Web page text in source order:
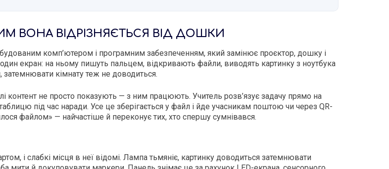
ВОНА ВІДРІЗНЯЄТЬСЯ ВІД ДОШКИ
комп’ютером і програмним забезпеченням, який замінює проєктор, дошку і
один екран: на ньому пишуть пальцем, відкривають файли, виводять картинку з ноутбука
кімнату теж не доводиться.
контент не просто показують — з ним працюють. Учитель розв’язує задачу прямо на
під час наради. Усе це зберігається у файл і йде учасникам поштою чи через QR-
файлом» — найчастіше й переконує тих, хто спершу сумнівався.
і слабкі місця в неї відомі. Лампа тьмяніє, картинку доводиться затемнювати